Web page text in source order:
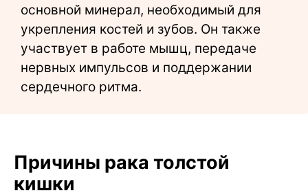
основной минерал, необходимый для
укрепления костей и зубов. Он также
участвует в работе мышц, передаче
нервных импульсов и поддержании
сердечного ритма.
Причины рака толстой
кишки